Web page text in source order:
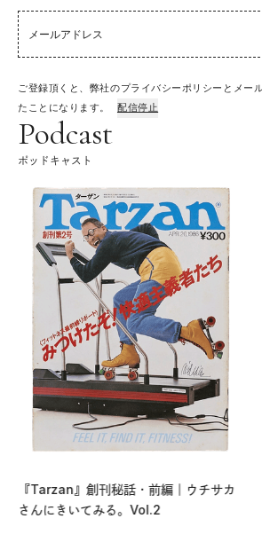
ご登録頂くと、弊社のプライバシーポリシーとメー
たことになります。
配信停止
Podcast
ポッドキャスト
『Tarzan』創刊秘話・前編｜ウチサカ
さんにきいてみる。Vol.2